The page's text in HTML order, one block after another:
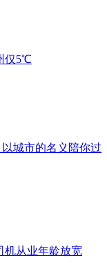
仅5℃
城市的名义陪你过
机从业年龄放宽